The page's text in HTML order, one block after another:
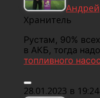
Андрей
Хранитель
Рустам, 90%
в АКБ, тогда
топливного
28.01.2023 в 19:24